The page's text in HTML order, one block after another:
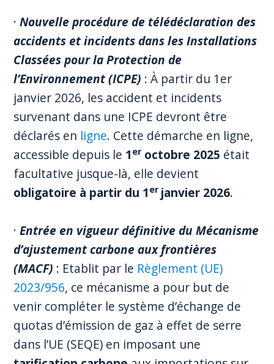
·Nouvelle procédure de télédéclaration des
accidents et incidents dans les Installations
Classées pour la Protection de
l’Environnement (ICPE) : À partir du 1er
janvier 2026, les accident et incidents
survenant dans une ICPE devront être
déclarés en ligne. Cette démarche en ligne,
accessible depuis le 1 eroctobre 2025 était
facultative jusque-là, elle devient
obligatoire à partir du 1 er janvier 2026.
·Entrée en vigueur définitive du Mécanisme
d’ajustement carbone aux frontières
(MACF) : Etablit par le Règlement (UE)
2023/956, ce mécanisme a pour but de
venir compléter le système d’échange de
quotas d’émission de gaz à effet de serre
dans l’UE (SEQE) en imposant une